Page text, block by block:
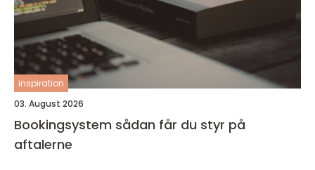
inspiration
03. August 2026
Bookingsystem sådan får du styr på
aftalerne